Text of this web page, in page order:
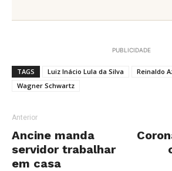
PUBLICIDADE
TAGS Luiz Inácio Lula da Silva
Reinaldo
Wagner Schwartz
Anterior
Ancine manda
servidor trabalhar
em casa